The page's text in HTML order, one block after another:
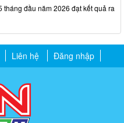
đầu năm 2026 đạt kết quả ra
Liên hệ Đăng nhập